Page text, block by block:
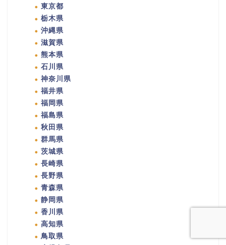
東京都
栃木県
沖縄県
滋賀県
熊本県
石川県
神奈川県
福井県
福岡県
福島県
秋田県
群馬県
茨城県
長崎県
長野県
青森県
静岡県
香川県
高知県
鳥取県